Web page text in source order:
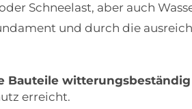
Schneelast, aber auch
und durch die
Bauteile witterungsbeständig
erreicht.